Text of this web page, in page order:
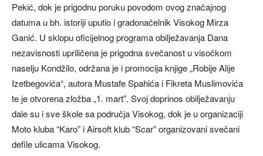
Pekić, dok je prigodnu poruku povodom ovog značajnog
datuma u bh. istoriji uputio i gradonačelnik Visokog Mirza
Ganić. U sklopu oficijelnog programa obilježavanja Dana
nezavisnosti upriličena je prigodna svečanost u visočkom
naselju Kondžilo, održana je i promocija knjige „Robije Alije
Izetbegovića“, autora Mustafe Spahića i Fikreta Muslimovića
te je otvorena zložba „1. mart”. Svoj doprinos obilježavanju
dale su i sve škole sa područja Visokog, dok je u organizaciji
Moto kluba “Karo” i Airsoft klub “Scar” organizovani svečani
defile ulicama Visokog.